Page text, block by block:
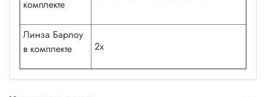
комплекте
Линза Барлоу
в комплекте
2x